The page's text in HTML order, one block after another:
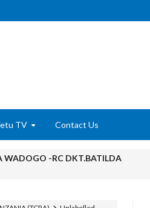
TV Contact Us
WADOGO -RC DKT.BATILDA